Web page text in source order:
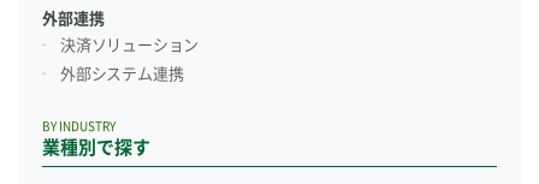
外部連携
決済ソリューション
外部システム連携
業種別で探す
BY INDUSTRY